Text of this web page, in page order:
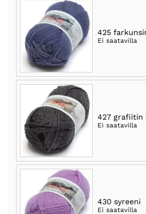
425
Ei saatavilla
427 grafiitin
Ei saatavilla
430 syreeni
Ei saatavilla